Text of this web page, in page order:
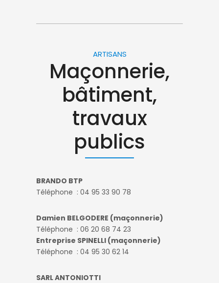
ARTISANS
Maçonnerie,
bâtiment,
travaux
publics
BRANDO BTP
Téléphone : 04 95 33 90 78
Damien BELGODERE (maçonnerie)
Téléphone : 06 20 68 74 23
Entreprise SPINELLI (maçonnerie)
Téléphone : 04 95 30 62 14
SARL ANTONIOTTI